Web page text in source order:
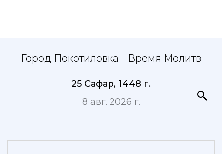
Город Покотиловка - Время Молитв
25 Сафар, 1448 г.
8 авг. 2026 г.